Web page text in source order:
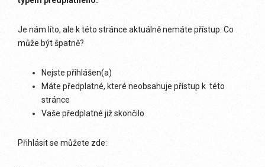
Je nám líto, ale k této stránce aktuálně nemáte přístup. Co
může být špatně?
Nejste přihlášen(a)
Máte předplatné, které neobsahuje přístup k této
stránce
Vaše předplatné již skončilo
Přihlásit se můžete zde: